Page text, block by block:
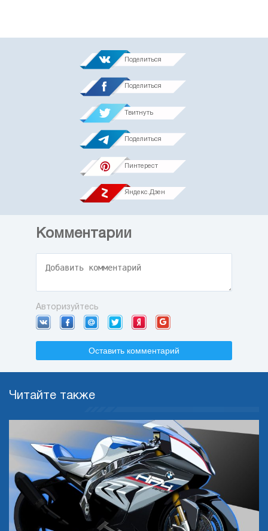
Поделиться
Поделиться
Твитнуть
Поделиться
Пинтерест
Яндекс.Дзен
Комментарии
Авторизуйтесь
Оставить комментарий
Читайте также